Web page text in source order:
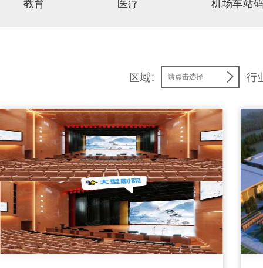
教育 医疗 机场车站
区域： 行